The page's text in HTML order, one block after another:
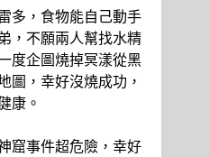
多，食物能自己動手
，不願兩人幫找水精
度企圖燒掉冥漾從黑
圖，幸好沒燒成功，
康。
窟事件超危險，幸好